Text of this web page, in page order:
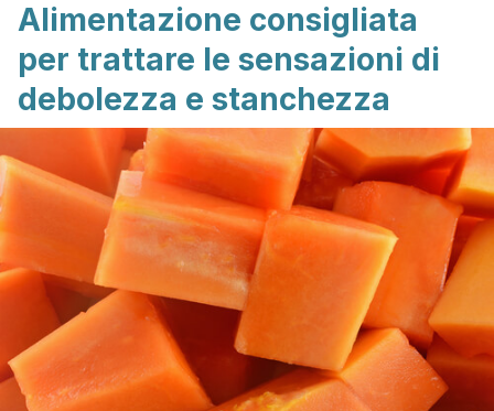
Alimentazione consigliata
per trattare le sensazioni di
debolezza e stanchezza